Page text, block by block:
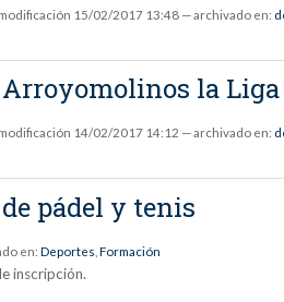
15/02/2017 13:48 — archivado en:
la
14/02/2017 14:12 — archivado en:
pádel y tenis
en: Deportes Formación
inscripción.